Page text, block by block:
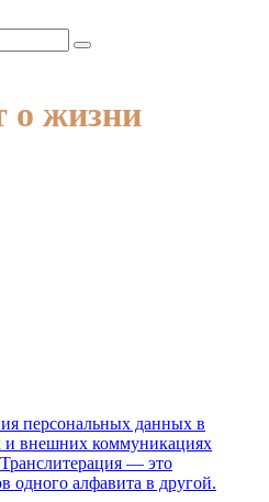
о жизни
персональных данных в
и внешних коммуникациях
— это
одного алфавита в другой.